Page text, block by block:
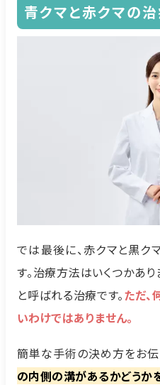
青クマと赤クマの
では最後に、赤クマと黒ク
す。治療方法はいくつかあ
と呼ばれる治療です。ただ
いわけではありません。
簡単な手術の決め方をお伝
の内側の溝があるかどうか